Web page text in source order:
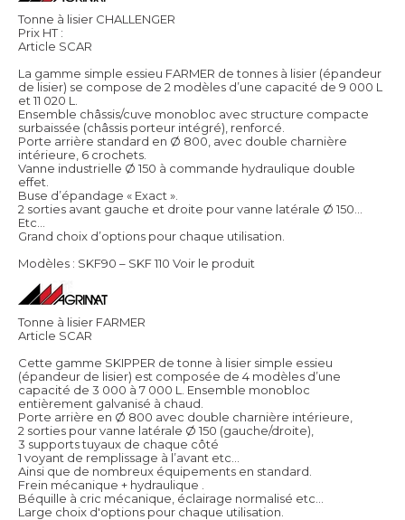
Tonne à lisier CHALLENGER
Prix HT :
Article SCAR
La gamme simple essieu FARMER de tonnes à lisier (épandeur
de lisier) se compose de 2 modèles d’une capacité de 9 000 L
et 11 020 L.
Ensemble châssis/cuve monobloc avec structure compacte
surbaissée (châssis porteur intégré), renforcé.
Porte arrière standard en Ø 800, avec double charnière
intérieure, 6 crochets.
Vanne industrielle Ø 150 à commande hydraulique double
effet.
Buse d’épandage « Exact ».
2 sorties avant gauche et droite pour vanne latérale Ø 150…
Etc…
Grand choix d’options pour chaque utilisation.
Modèles : SKF90 – SKF 110 Voir le produit
Tonne à lisier FARMER
Article SCAR
Cette gamme SKIPPER de tonne à lisier simple essieu
(épandeur de lisier) est composée de 4 modèles d’une
capacité de 3 000 à 7 000 L. Ensemble monobloc
entièrement galvanisé à chaud.
Porte arrière en Ø 800 avec double charnière intérieure,
2 sorties pour vanne latérale Ø 150 (gauche/droite),
3 supports tuyaux de chaque côté
1 voyant de remplissage à l’avant etc…
Ainsi que de nombreux équipements en standard.
Frein mécanique + hydraulique .
Béquille à cric mécanique, éclairage normalisé etc…
Large choix d'options pour chaque utilisation.